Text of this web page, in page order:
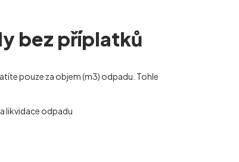
bez příplatků
pouze za objem (m3) odpadu. Tohle
likvidace odpadu